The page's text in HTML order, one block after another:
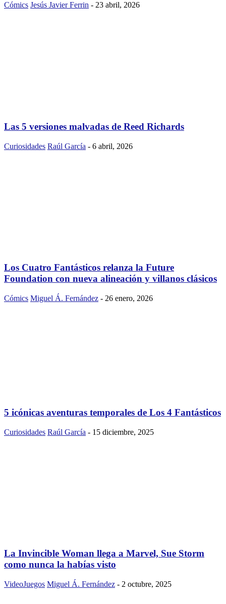
Cómics Jesús Javier Ferrin - 23 abril, 2026
Las 5 versiones malvadas de Reed Richards
Curiosidades Raúl García - 6 abril, 2026
Los Cuatro Fantásticos relanza la Future
Foundation con nueva alineación y villanos clásicos
Cómics Miguel Á. Fernández - 26 enero, 2026
5 icónicas aventuras temporales de Los 4 Fantásticos
Curiosidades Raúl García - 15 diciembre, 2025
La Invincible Woman llega a Marvel, Sue Storm
como nunca la habías visto
VideoJuegos Miguel Á. Fernández - 2 octubre, 2025